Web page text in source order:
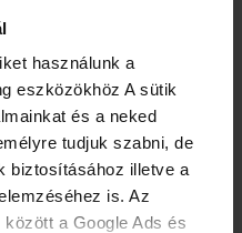
használunk a
eszközökhöz A sütik
és a neked
tudjuk szabni, de
biztosításához illetve a
is. Az
a Google Ads és
megsegítésére.
karácsony